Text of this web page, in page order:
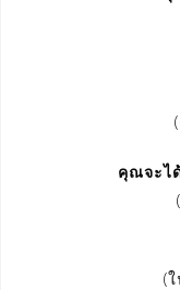
คุณจะไ
(